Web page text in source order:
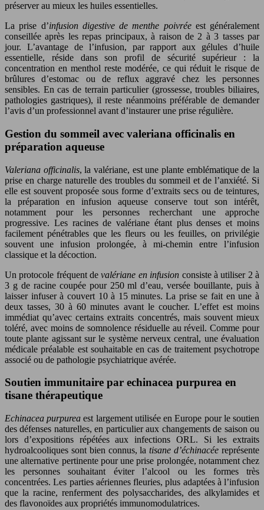
préserver au mieux les huiles essentielles.
La prise d’infusion digestive de menthe poivréeest généralement
conseillée après les repas principaux, à raison de 2 à 3 tasses par
jour. L’avantage de l’infusion, par rapport aux gélules d’huile
essentielle, réside dans son profil de sécurité supérieur : la
concentration en menthol reste modérée, ce qui réduit le risque de
brûlures d’estomac ou de reflux aggravé chez les personnes
sensibles. En cas de terrain particulier (grossesse, troubles biliaires,
pathologies gastriques), il reste néanmoins préférable de demander
l’avis d’un professionnel avant d’instaurer une prise régulière.
Gestion du sommeil avec valeriana officinalis en
préparation aqueuse
Valeriana officinalis, la valériane, est une plante emblématique de la
prise en charge naturelle des troubles du sommeil et de l’anxiété. Si
elle est souvent proposée sous forme d’extraits secs ou de teintures,
la préparation en infusion aqueuse conserve tout son intérêt,
notamment pour les personnes recherchant une approche
progressive. Les racines de valériane étant plus denses et moins
facilement pénétrables que les fleurs ou les feuilles, on privilégie
souvent une infusion prolongée, à mi-chemin entre l’infusion
classique et la décoction.
Un protocole fréquent devalériane en infusion consiste à utiliser 2 à
3 g de racine coupée pour 250 ml d’eau, versée bouillante, puis à
laisser infuser à couvert 10 à 15 minutes. La prise se fait en une à
deux tasses, 30 à 60 minutes avant le coucher. L’effet est moins
immédiat qu’avec certains extraits concentrés, mais souvent mieux
toléré, avec moins de somnolence résiduelle au réveil. Comme pour
toute plante agissant sur le système nerveux central, une évaluation
médicale préalable est souhaitable en cas de traitement psychotrope
associé ou de pathologie psychiatrique avérée.
Soutien immunitaire par echinacea purpurea en
tisane thérapeutique
Echinacea purpurea est largement utilisée en Europe pour le soutien
des défenses naturelles, en particulier aux changements de saison ou
lors d’expositions répétées aux infections ORL. Si les extraits
hydroalcooliques sont bien connus, latisane d’échinacée représente
une alternative pertinente pour une prise prolongée, notamment chez
les personnes souhaitant éviter l’alcool ou les formes très
concentrées. Les parties aériennes fleuries, plus adaptées à l’infusion
que la racine, renferment des polysaccharides, des alkylamides et
des flavonoïdes aux propriétés immunomodulatrices.